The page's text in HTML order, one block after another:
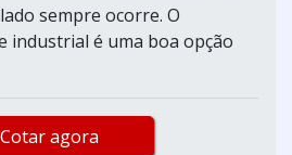
sempre ocorre. O
industrial é uma boa opção
Cotar agora